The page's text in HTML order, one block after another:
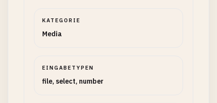
KATEGORIE
Media
EINGABETYPEN
file, select, number